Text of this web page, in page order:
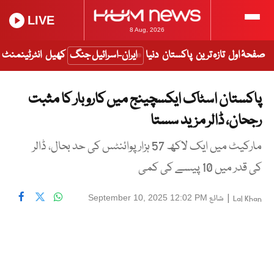
8 Aug, 2026
LIVE
صفحۂ اول تازہ ترین پاکستان دنیا ایران-اسرائیل جنگ کھیل انٹرٹینمنٹ
پاکستان اسٹاک ایکسچینج میں کاروبار کا مثبت
رجحان، ڈالر مزید سستا
مارکیٹ میں ایک لاکھ 57 ہزار پوائنٹس کی حد بحال، ڈالر
کی قدر میں 10 پیسے کی کمی
Lal Khan
| شائع September 10, 2025 12:02 PM